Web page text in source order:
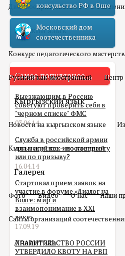
Двойное гражданство
Русский язык
Конкурс педагогического
Русский как иностранный Центр
Кыргызский язык
Новости на кыргызском языке
Кыргызский как иностранный
Галерея
Фото Видео О нас Наши
Сайты организаций
Аналитика
консульство РФ в Оше
Московский дом
соотечественника
Самое популярное
Выезжающим в Россию
советуют проверить себя в
"черном списке" ФМС
03.06.14
Служба в российской армии
для мигранта – по контракту
или по призыву?
16.04.14
Стартовал прием заявок на
участие в форуме «Диалог на
Волге: мир и
взаимопонимание в XXI
веке»
17.09.19
ПРАВИТЕЛЬСТВО РОССИИ
УТВЕРДИЛО КВОТУ НА РВП